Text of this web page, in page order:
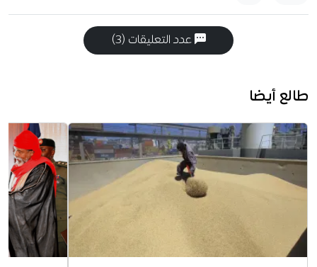
عدد التعليقات (3)
طالع أيضا